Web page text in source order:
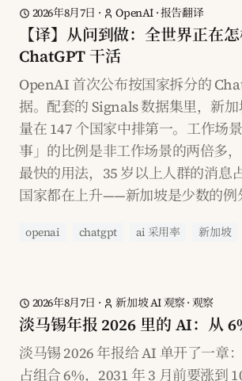
2026年8月7日 · OpenAI ·报告翻译
【译】从问到做：全世界正在
ChatGPT 干活
OpenAI 首次公布按国家拆分的
据。配套的 Signals 数据集里，新
量在 147 个国家中排第一。工作场
事」的比例是非工作场景的两倍多
最快的用法，35 岁以上人群的消息
国家都在上升——新加坡是少数的例
openai chatgpt ai 采用率 新加坡
2026年8月7日 · 新加坡 AI 观察· 观察
淡马锡年报 2026 里的 AI：从
淡马锡 2026 年报给 AI 单开了一章
占组合 6%，2031 年 3 月前要涨到